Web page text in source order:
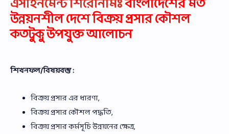
এসাইনমেন্ট শিরোনামঃবাংলাদেশের মত
উন্নয়নশীল দেশে বিক্রয় প্রসার কৌশল
কতটুকু উপযুক্ত আলোচন
শিখনফল/বিষয়বস্তু :
বিক্রয় প্রসার এর ধারণা,
বিক্রয় প্রসার কৌশল পদ্ধতি,
বিক্রয় প্রসার কর্মসূচি উন্নয়নের ক্ষেত্র,